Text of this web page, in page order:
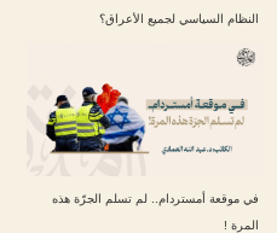
النظام السياسي لجميع الأعراق؟
في موقعة أمستردام.. لم تسلم الجرّة هذه
المرة !